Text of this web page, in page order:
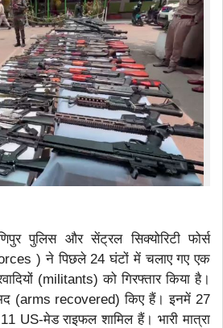
पुलिस और सेंट्रल सिक्योरिटी फोर्स
) ने पिछले 24 घंटों में चलाए गए एक
(militants) को गिरफ्तार किया है।
(arms recovered) किए हैं। इनमें 27
US-मेड राइफल शामिल हैं। भारी मात्रा